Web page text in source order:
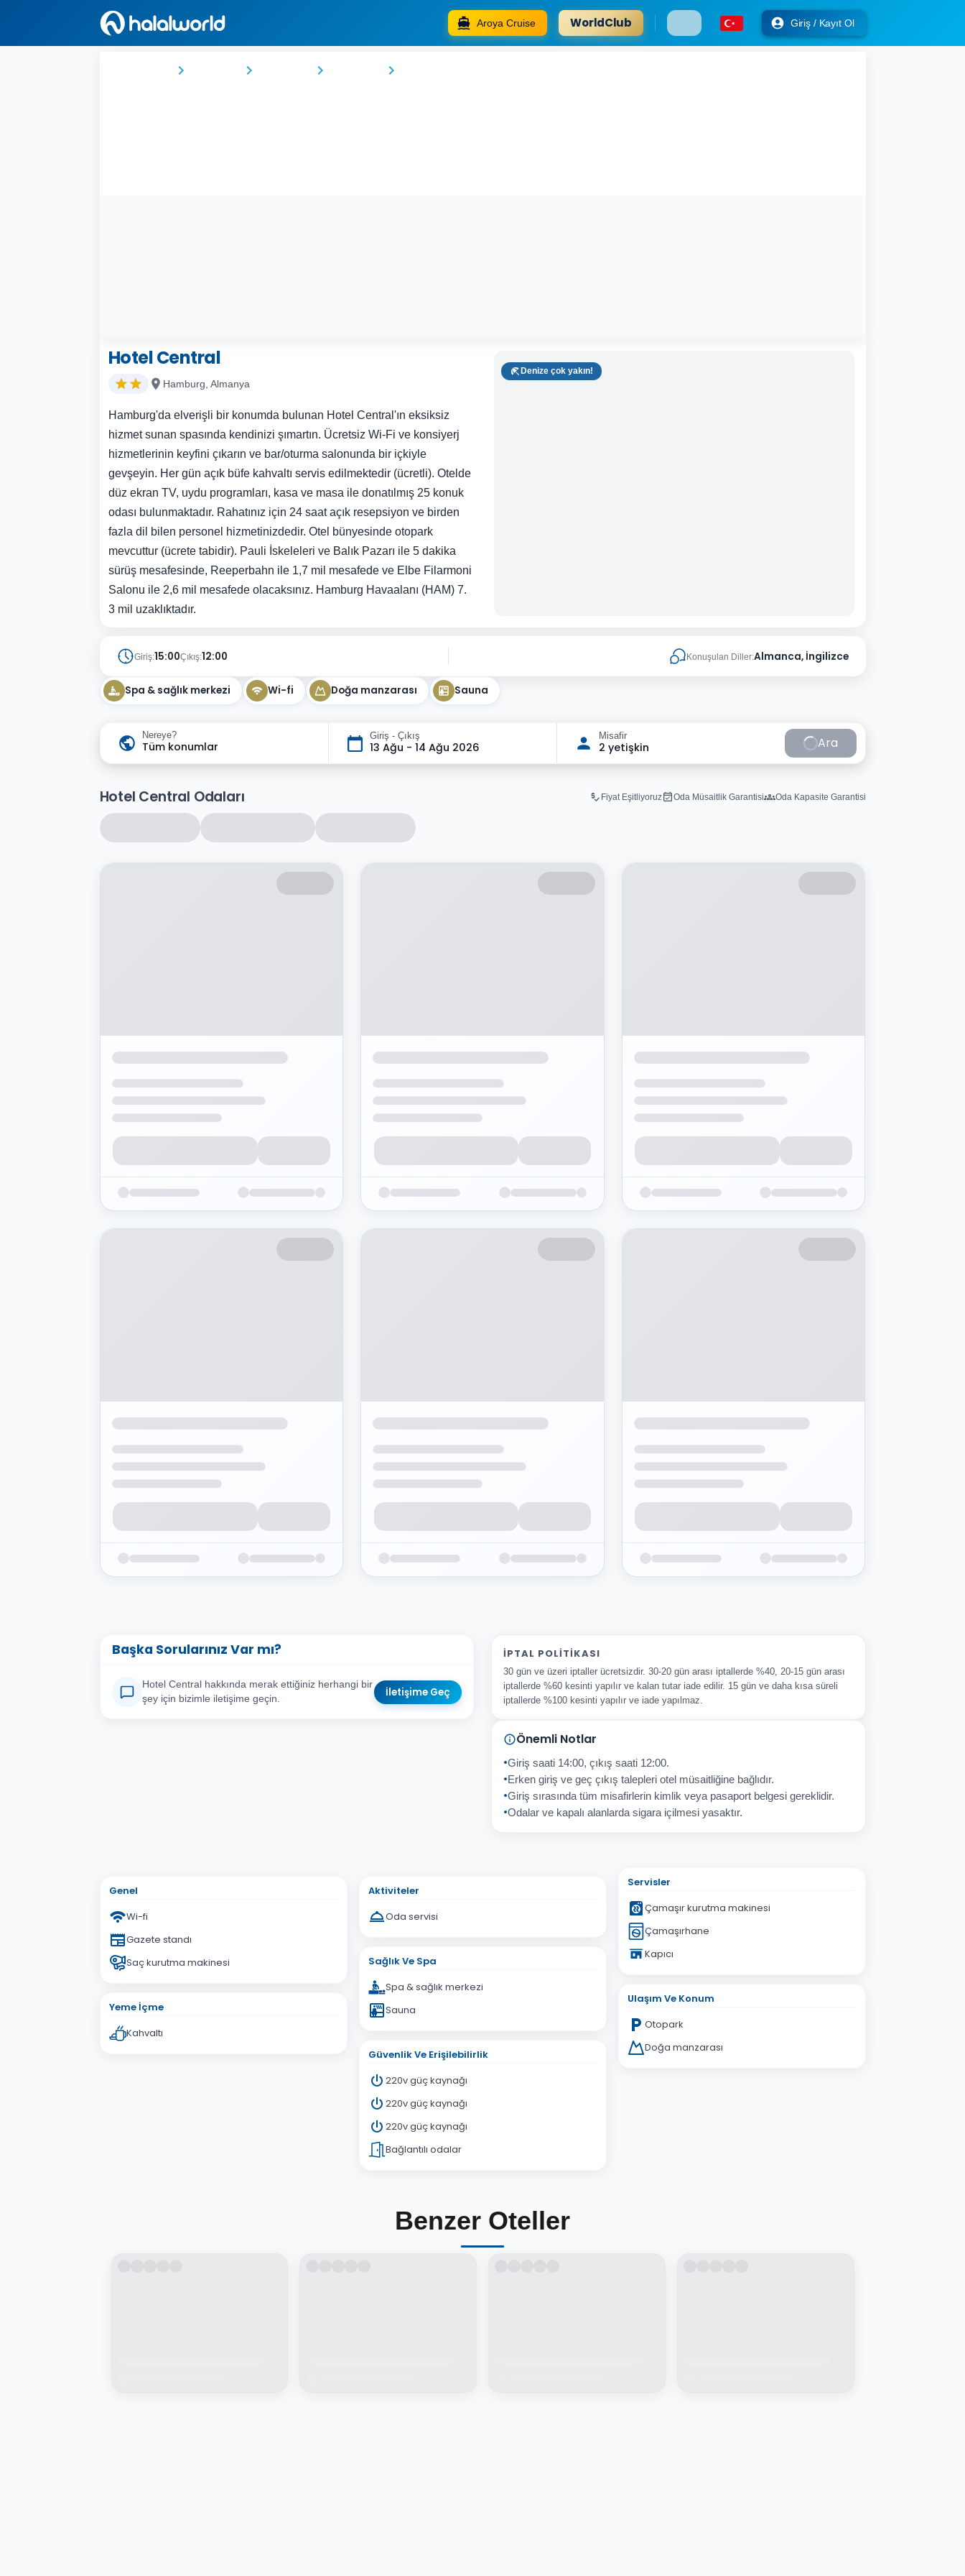
Aroya Cruise WorldClub Giriş / Kayıt Ol
Hotel Central
Hamburg, Almanya
Hamburg'da elverişli bir konumda bulunan Hotel Central'ın eksiksiz
hizmet sunan spasında kendinizi şımartın. Ücretsiz Wi-Fi ve konsiyerj
hizmetlerinin keyfini çıkarın ve bar/oturma salonunda bir içkiyle
gevşeyin. Her gün açık büfe kahvaltı servis edilmektedir (ücretli). Otelde
düz ekran TV, uydu programları, kasa ve masa ile donatılmış 25 konuk
odası bulunmaktadır. Rahatınız için 24 saat açık resepsiyon ve birden
fazla dil bilen personel hizmetinizdedir. Otel bünyesinde otopark
mevcuttur (ücrete tabidir). Pauli İskeleleri ve Balık Pazarı ile 5 dakika
sürüş mesafesinde, Reeperbahn ile 1,7 mil mesafede ve Elbe Filarmoni
Salonu ile 2,6 mil mesafede olacaksınız. Hamburg Havaalanı (HAM) 7.
3 mil uzaklıktadır.
Denize çok yakın!
Giriş:15:00Çıkış:12:00 Konuşulan Diller:Almanca, İngilizce
Spa & sağlık merkezi Wi-fi Doğa manzarası Sauna
Nereye?
Tüm konumlar
Giriş - Çıkış
13 Ağu - 14 Ağu 2026
Misafir
2 yetişkin Ara
Hotel Central Odaları Fiyat Eşitliyoruz Oda Müsaitlik Garantisi Oda Kapasite Garantisi
Başka Sorularınız Var mı?
Hotel Central hakkında merak ettiğiniz herhangi bir
şey için bizimle iletişime geçin.
İletişime Geç
İPTAL POLITIKASI
30 gün ve üzeri iptaller ücretsizdir. 30-20 gün arası iptallerde %40, 20-15 gün arası
iptallerde %60 kesinti yapılır ve kalan tutar iade edilir. 15 gün ve daha kısa süreli
iptallerde %100 kesinti yapılır ve iade yapılmaz.
Önemli Notlar
Giriş saati 14:00, çıkış saati 12:00.
Erken giriş ve geç çıkış talepleri otel müsaitliğine bağlıdır.
Giriş sırasında tüm misafirlerin kimlik veya pasaport belgesi gereklidir.
Odalar ve kapalı alanlarda sigara içilmesi yasaktır.
Genel
Wi-fi
Gazete standı
Saç kurutma makinesi
Yeme İçme
Kahvaltı
Aktiviteler
Oda servisi
Sağlık Ve Spa
Spa & sağlık merkezi
Sauna
Güvenlik Ve Erişilebilirlik
220v güç kaynağı
220v güç kaynağı
220v güç kaynağı
Bağlantılı odalar
Servisler
Çamaşır kurutma makinesi
Çamaşırhane
Kapıcı
Ulaşım Ve Konum
Otopark
Doğa manzarası
Benzer Oteller